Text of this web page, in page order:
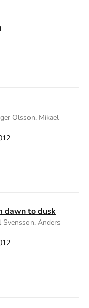
Olsson, Mikael
dawn to dusk
Svensson, Anders